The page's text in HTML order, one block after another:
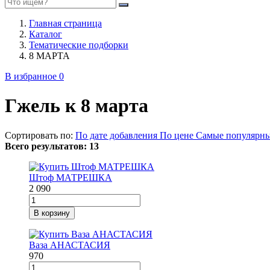
Главная страница
Каталог
Тематические подборки
8 МАРТА
В избранное 0
Гжель к 8 марта
Сортировать по: По дате добавления По цене Самые
Всего результатов: 13
Штоф МАТРЕШКА
2 090
В корзину
Ваза АНАСТАСИЯ
970